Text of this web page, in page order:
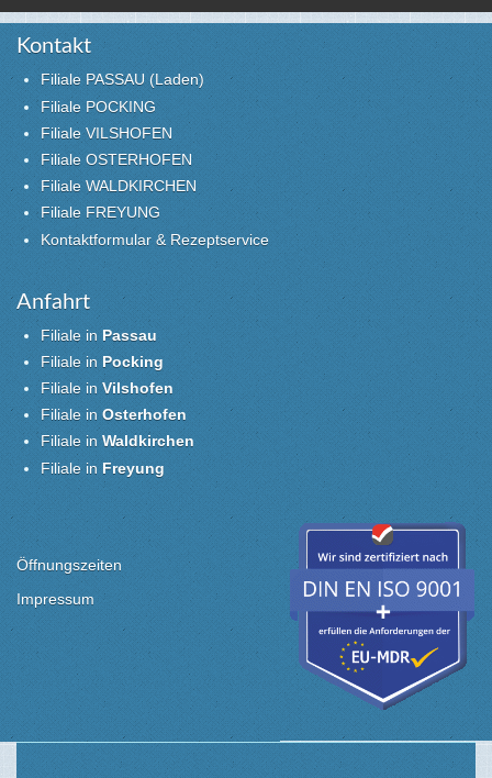
Kontakt
Filiale PASSAU (Laden)
Filiale POCKING
Filiale VILSHOFEN
Filiale OSTERHOFEN
Filiale WALDKIRCHEN
Filiale FREYUNG
Kontaktformular & Rezeptservice
Anfahrt
Filiale in Passau
Filiale in Pocking
Filiale inVilshofen
Filiale inOsterhofen
Filiale inWaldkirchen
Filiale inFreyung
Öffnungszeiten
Impressum